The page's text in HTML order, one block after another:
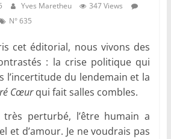
Yves Maretheu
347 Views
N° 635
cet éditorial, nous vivons des
: la crise politique qui
l’incertitude du lendemain et la
Cœurqui fait salles combles.
perturbé, l’être humain a
et d’amour. Je ne voudrais pas